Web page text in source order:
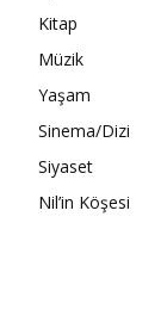
Kitap
Müzik
Yaşam
Sinema/Dizi
Siyaset
Nil’in Köşesi